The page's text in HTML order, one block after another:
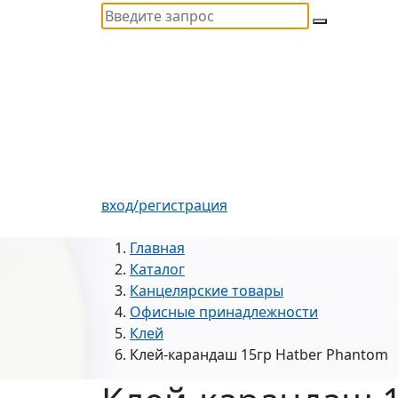
вход/регистрация
Главная
Каталог
Канцелярские товары
Офисные принадлежности
Клей
Клей-карандаш 15гр Hatber Phantom